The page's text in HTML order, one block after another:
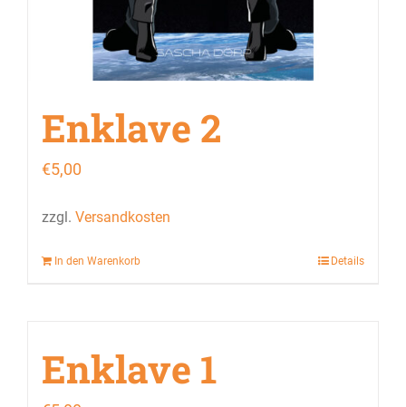
Enklave 2
€5,00
zzgl. Versandkosten
In den Warenkorb Details
Enklave 1